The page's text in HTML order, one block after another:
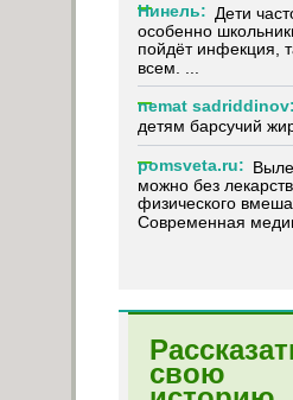
Нинель: Дети
особенно
пойдёт инфекция,
всем. ...
nemat sadriddinov:
детям барсучий
pomsveta.ru:
можно без
физического
Современная
свою